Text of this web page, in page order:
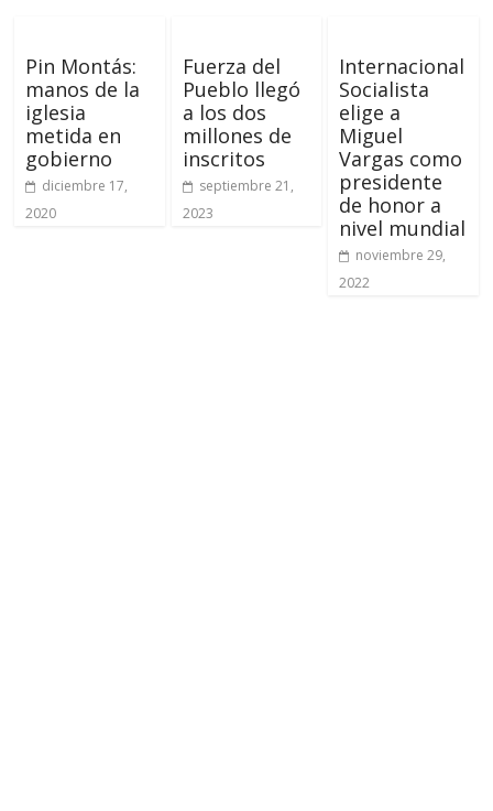
Pin Montás:
manos de la
iglesia
metida en
gobierno
diciembre 17,
2020
Fuerza del
Pueblo llegó
a los dos
millones de
inscritos
septiembre 21,
2023
Internacional
Socialista
elige a
Miguel
Vargas como
presidente
de honor a
nivel mundial
noviembre 29,
2022